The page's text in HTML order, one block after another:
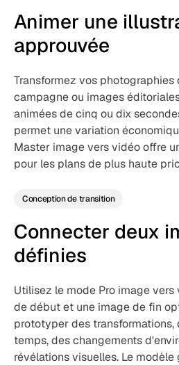
Animer une
approuvée
Transformez vos
campagne ou images
animées de cinq ou dix
permet une variation
Master image vers vidéo offre
pour les plans de plus haute
Conception de transition
Connecter deux
définies
Utilisez le mode Pro image
de début et une image de fin
prototyper des transformations,
temps, des changements
révélations visuelles. Le